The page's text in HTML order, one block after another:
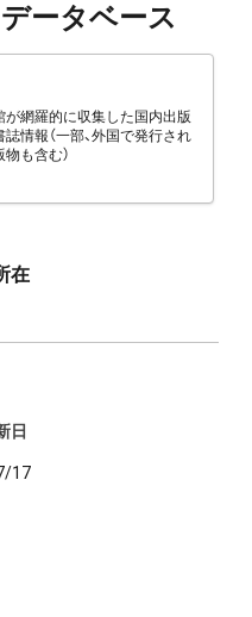
ータベース
が網羅的に収集した国内出版
情報（一部、外国で発行され
も含む）
在
日
17